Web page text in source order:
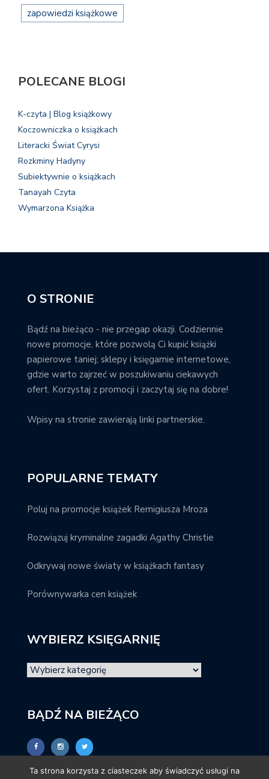
zapowiedzi książkowe
POLECANE BLOGI
K-czyta | Blog książkowy
Koczowniczka o książkach
Literacki Świat Cyrysi
Rozkminy Hadyny
Subiektywnie o książkach
Tanayah Czyta
Wymarzona Książka
O STRONIE
Bądź na bieżąco - nie przegap okazji. Codziennie
nowe promocje, które pozwolą Ci kupić książki
papierowe taniej; sklepy i księgarnie internetowe,
gdzie warto zajrzeć w poszukiwaniu ciekawych
ofert. Korzystaj z promocji i zaczytaj się na dobre!
Wpisy na stronie zawierają linki partnerskie.
POPULARNE TEMATY
Poluj na promocje książek Remigiusza Mroza
Rozwiązuj kryminalne zagadki Agathy Christie
Odkrywaj nowe światy w książkach fantasy
Porównywarka cen książek
WYBIERZ KSIĘGARNIĘ
BĄDŹ NA BIEŻĄCO
Ta strona korzysta z ciasteczek aby świadczyć usługi na